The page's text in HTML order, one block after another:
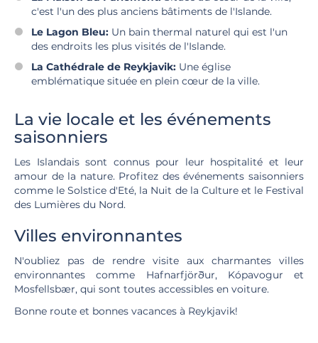
c'est l'un des plus anciens bâtiments de l'Islande.
Le Lagon Bleu: Un bain thermal naturel qui est l'un
des endroits les plus visités de l'Islande.
La Cathédrale de Reykjavik: Une église
emblématique située en plein cœur de la ville.
La vie locale et les événements
saisonniers
Les Islandais sont connus pour leur hospitalité et leur
amour de la nature. Profitez des événements saisonniers
comme le Solstice d'Eté, la Nuit de la Culture et le Festival
des Lumières du Nord.
Villes environnantes
N'oubliez pas de rendre visite aux charmantes villes
environnantes comme Hafnarfjörður, Kópavogur et
Mosfellsbær, qui sont toutes accessibles en voiture.
Bonne route et bonnes vacances à Reykjavik!